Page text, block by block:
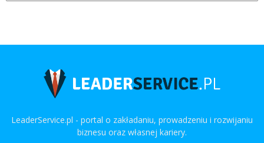
LeaderService.pl - portal o zakładaniu, prowadzeniu i rozwijaniu
biznesu oraz własnej kariery.